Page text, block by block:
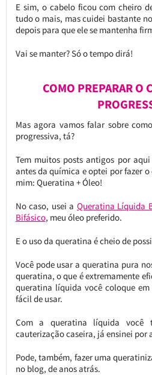
E sim, o cabelo ficou com cheiro
tudo o mais, mas cuidei bastante
depois para que ele se mantenha
Vai se manter? Só o tempo dirá!
COMO PREPARAR O
Mas agora vamos falar sobre
progressiva, tá?
Tem muitos posts antigos por
antes da química e optei por fazer
mim: Queratina + Óleo!
No caso, usei a Queratina Líquida
Bifásico, meu óleo preferido.
E o uso da queratina é cheio de
Você pode usar a queratina pura
queratina, o que é extremamente
queratina líquida você coloque
fácil de usar.
Com a queratina líquida você
cauterização caseira, já ensinei por
Pode, também, fazer uma
no blog, de anos atrás.